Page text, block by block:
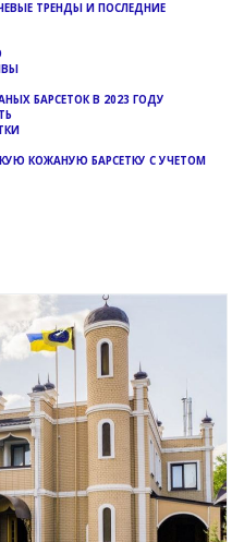
ТРЕНДЫ И ПОСЛЕДНИЕ
БАРСЕТОК В 2023 ГОДУ
КОЖАНУЮ БАРСЕТКУ С УЧЕТОМ